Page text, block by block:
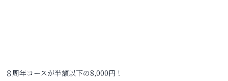
８周年コースが半額以下の8,000円！